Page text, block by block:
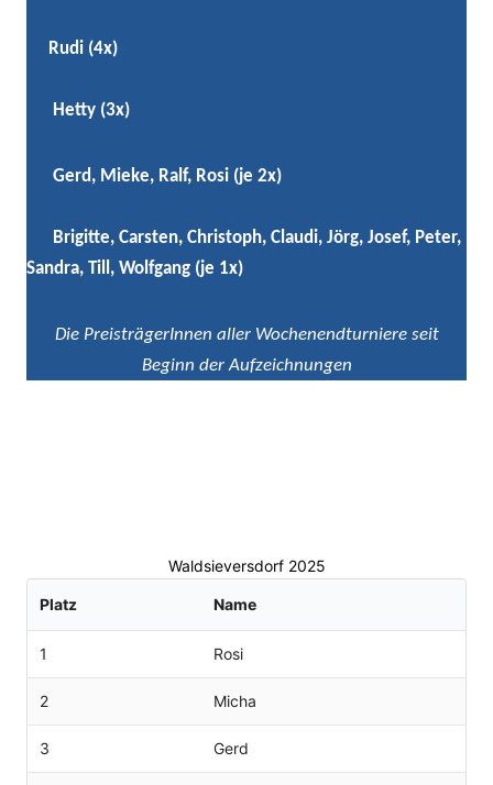
Rudi (4x)
Hetty (3x)
Gerd, Mieke, Ralf, Rosi (je 2x)
Brigitte, Carsten, Christoph, Claudi, Jörg, Josef, Peter,
Sandra, Till, Wolfgang (je 1x)
Die PreisträgerInnen aller Wochenendturniere seit
Beginn der Aufzeichnungen
Platz Name
Waldsieversdorf 2025
1 Rosi
2 Micha
3 Gerd